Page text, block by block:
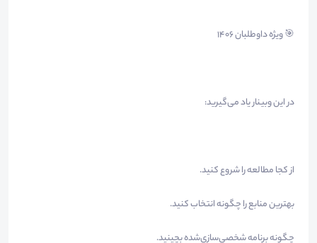
🎯 ویژه داوطلبان ۱۴۰۶
در این وبینار یاد می‌گیرید:
از کجا مطالعه را شروع کنید.
بهترین منابع را چگونه انتخاب کنید.
چگونه برنامه شخصی‌سازی‌شده بچینید.